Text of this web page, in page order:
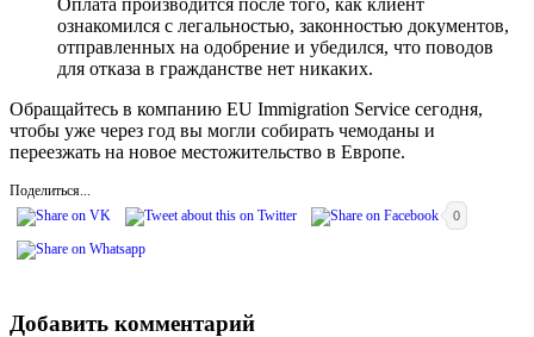
ознакомился с легальностью, законностью документов,
отправленных на одобрение и убедился, что поводов
для отказа в гражданстве нет никаких.
Обращайтесь в компанию EU Immigration Service сегодня,
чтобы уже через год вы могли собирать чемоданы и
переезжать на новое местожительство в Европе.
Поделиться...
0
Добавить комментарий